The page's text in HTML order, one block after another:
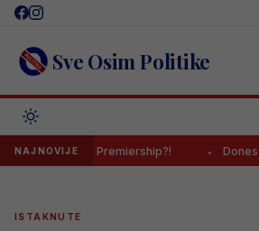
Skip
content Sve Osim Politike
NAJNOVIJE
engleski Premiership?! Donesena
ISTAKNUTE